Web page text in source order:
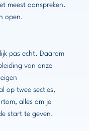
meest aanspreken.
open.
pas echt. Daarom
van onze
op twee secties,
alles om je
start te geven.